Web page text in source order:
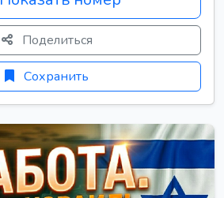
Поделиться
Сохранить